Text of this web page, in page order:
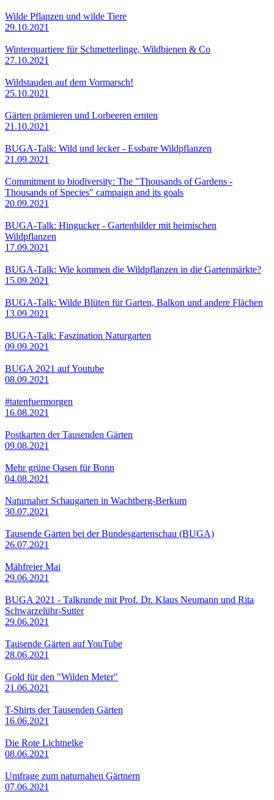
Wilde Pflanzen und wilde Tiere
29.10.2021
Winterquartiere für Schmetterlinge, Wildbienen & Co
27.10.2021
Wildstauden auf dem Vormarsch!
25.10.2021
Gärten prämieren und Lorbeeren ernten
21.10.2021
BUGA-Talk: Wild und lecker - Essbare Wildpflanzen
21.09.2021
Commitment to biodiversity: The "Thousands of Gardens -
Thousands of Species" campaign and its goals
20.09.2021
BUGA-Talk: Hingucker - Gartenbilder mit heimischen
Wildpflanzen
17.09.2021
BUGA-Talk: Wie kommen die Wildpflanzen in die Gartenmärkte?
15.09.2021
BUGA-Talk: Wilde Blüten für Garten, Balkon und andere Flächen
13.09.2021
BUGA-Talk: Faszination Naturgarten
09.09.2021
BUGA 2021 auf Youtube
08.09.2021
#tatenfuermorgen
16.08.2021
Postkarten der Tausenden Gärten
09.08.2021
Mehr grüne Oasen für Bonn
04.08.2021
Naturnaher Schaugarten in Wachtberg-Berkum
30.07.2021
Tausende Gärten bei der Bundesgartenschau (BUGA)
26.07.2021
Mähfreier Mai
29.06.2021
BUGA 2021 - Talkrunde mit Prof. Dr. Klaus Neumann und Rita
Schwarzelühr-Sutter
29.06.2021
Tausende Gärten auf YouTube
28.06.2021
Gold für den "Wilden Meter"
21.06.2021
T-Shirts der Tausenden Gärten
16.06.2021
Die Rote Lichtnelke
08.06.2021
Umfrage zum naturnahen Gärtnern
07.06.2021